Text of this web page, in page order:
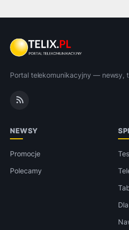
Portal telekomunikacyjny — newsy,
NEWSY
Promocje
Polecamy